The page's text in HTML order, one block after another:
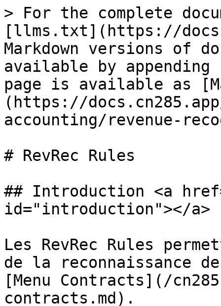
> For the complete
[llms.txt](https://
Markdown versions of
available by
page is available as
(https://
accounting/revenue-
# RevRec Rules
## Introduction <a
id="introduction"></a>
Les RevRec Rules
de la reconnaissance
[Menu Contracts](/
contracts.md).